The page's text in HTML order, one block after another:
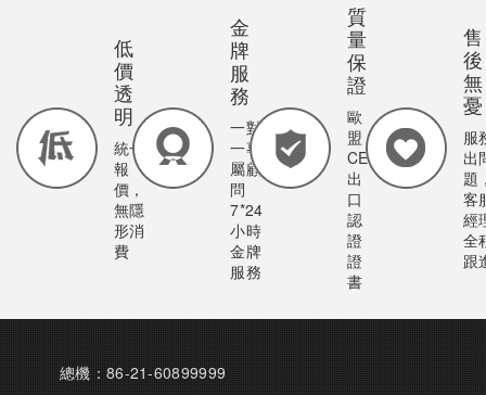
低
價
透
明
統一
報
價，
無隱
形消
費
金
牌
服
務
一對
一專
屬顧
問
7*24
小時
金牌
服務
質
量
保
證
歐
盟
CE
出
口
認
證
證
書
售
後
無
憂
服
出
題
客
經
全
跟
總機：86-21-60899999